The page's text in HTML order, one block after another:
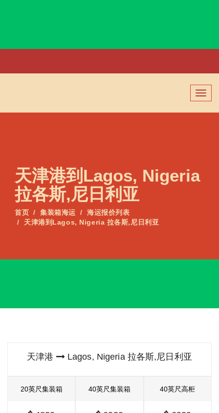
切
换
导
天津港到Lagos, Nigeria
拉各斯,尼日利亚
首页 集装箱海运
海运报价列表
天津港到Lagos, Nigeria 拉各斯,尼日利亚
天津港 Lagos, Nigeria 拉各斯,尼日利亚
20英尺集装箱 40英尺集装箱 40英尺高柜